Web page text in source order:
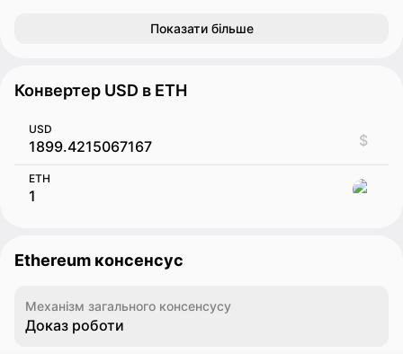
Показати більше
Конвертер USD в ETH
USD
$
ETH
Ethereum консенсус
Механізм загального консенсусу
Доказ роботи